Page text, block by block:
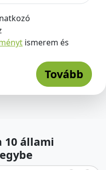
ismerem és
Tovább
10 állami